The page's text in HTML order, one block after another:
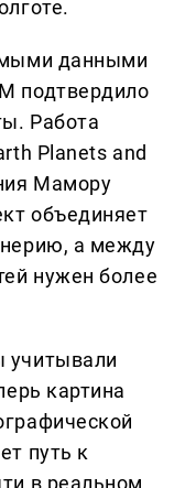
данными
подтвердило
Работа
Planets and
Мамору
объединяет
а между
нужен более
учитывали
картина
путь к
в реальном